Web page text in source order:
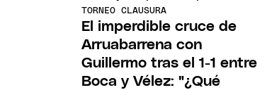
TORNEO CLAUSURA
El imperdible cruce de
Arruabarrena con
Guillermo tras el 1-1 entre
Boca y Vélez: "¿Qué